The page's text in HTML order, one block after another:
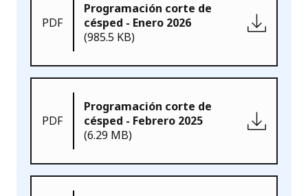
PDF
Programación corte de
césped - Enero 2026
(985.5 KB)
PDF
Programación corte de
césped - Febrero 2025
(6.29 MB)